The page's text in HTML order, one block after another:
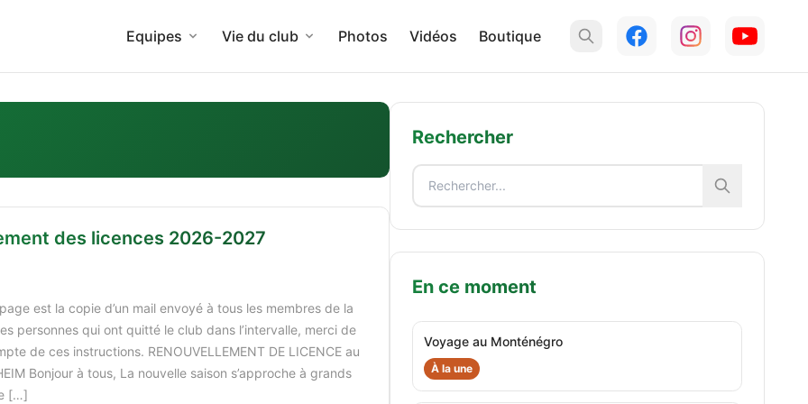
Equipes Vie du club Photos Vidéos Boutique
des licences 2026-2027
est la copie d’un mail envoyé à tous les membres de la
personnes qui ont quitté le club dans l’intervalle, merci de
de ces instructions. RENOUVELLEMENT DE LICENCE au
Bonjour à tous, La nouvelle saison s’approche à grands
[…]
Rechercher
En ce moment
Voyage au Monténégro
À la une